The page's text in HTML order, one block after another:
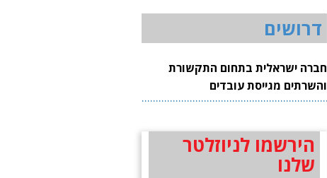
דרושים
חברה ישראלית בתחום התקשורת
והשרתים מגייסת עובדים
הירשמו לניוזלטר
שלנו